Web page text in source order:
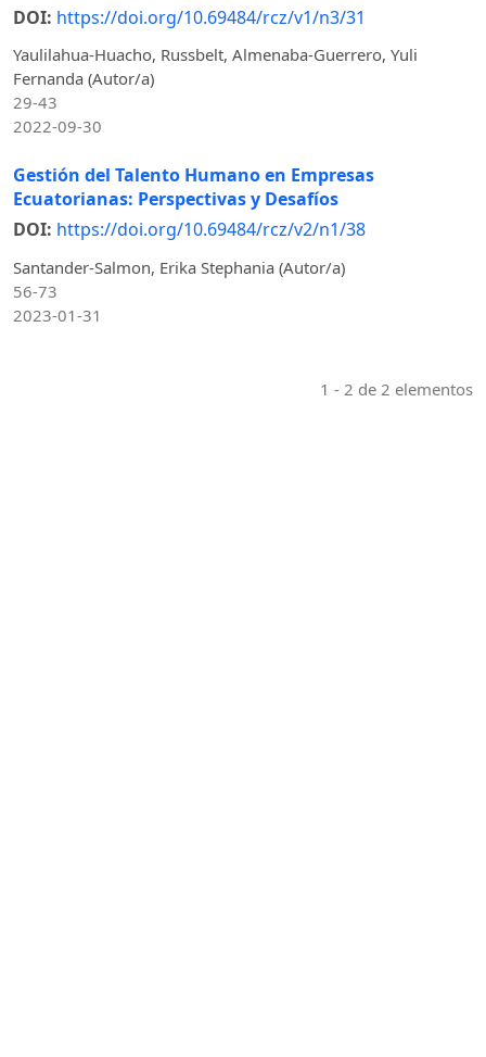
DOI: https://doi.org/10.69484/rcz/v1/n3/31
Yaulilahua-Huacho, Russbelt, Almenaba-Guerrero, Yuli
Fernanda (Autor/a)
29-43
2022-09-30
Gestión del Talento Humano en Empresas
Ecuatorianas: Perspectivas y Desafíos
DOI: https://doi.org/10.69484/rcz/v2/n1/38
Santander-Salmon, Erika Stephania (Autor/a)
56-73
2023-01-31
1 - 2 de 2 elementos